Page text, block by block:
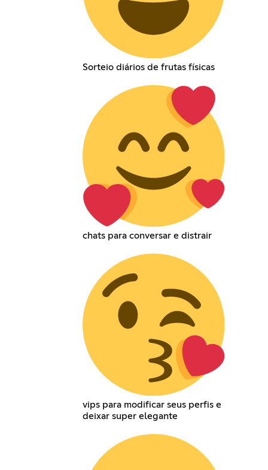
Sorteio diários de frutas físicas
chats para conversar e distrair
vips para modificar seus perfis e
deixar super elegante